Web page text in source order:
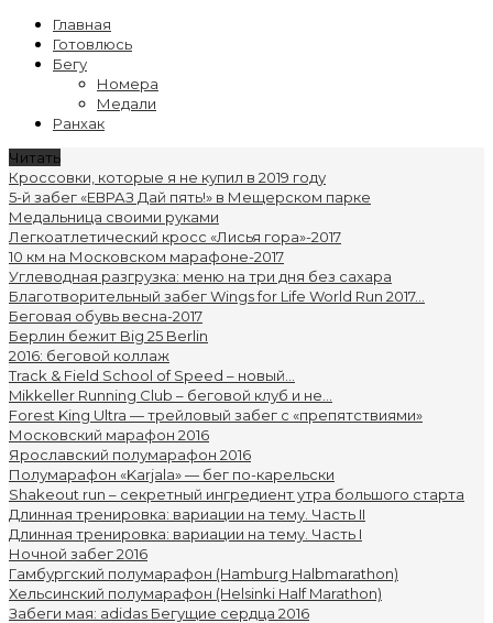
Главная
Готовлюсь
Бегу
Номера
Медали
Ранхак
Читать
Кроссовки, которые я не купил в 2019 году
5-й забег «ЕВРАЗ Дай пять!» в Мещерском парке
Медальница своими руками
Легкоатлетический кросс «Лисья гора»-2017
10 км на Московском марафоне-2017
Углеводная разгрузка: меню на три дня без сахара
Благотворительный забег Wings for Life World Run 2017...
Беговая обувь весна-2017
Берлин бежит Big 25 Berlin
2016: беговой коллаж
Track & Field School of Speed – новый...
Mikkeller Running Club – беговой клуб и не...
Forest King Ultra — трейловый забег с «препятствиями»
Московский марафон 2016
Ярославский полумарафон 2016
Полумарафон «Karjala» — бег по-карельски
Shakeout run – секретный ингредиент утра большого старта
Длинная тренировка: вариации на тему. Часть II
Длинная тренировка: вариации на тему. Часть I
Ночной забег 2016
Гамбургский полумарафон (Hamburg Halbmarathon)
Хельсинcкий полумарафон (Helsinki Half Marathon)
Забеги мая: adidas Бегущие сердца 2016